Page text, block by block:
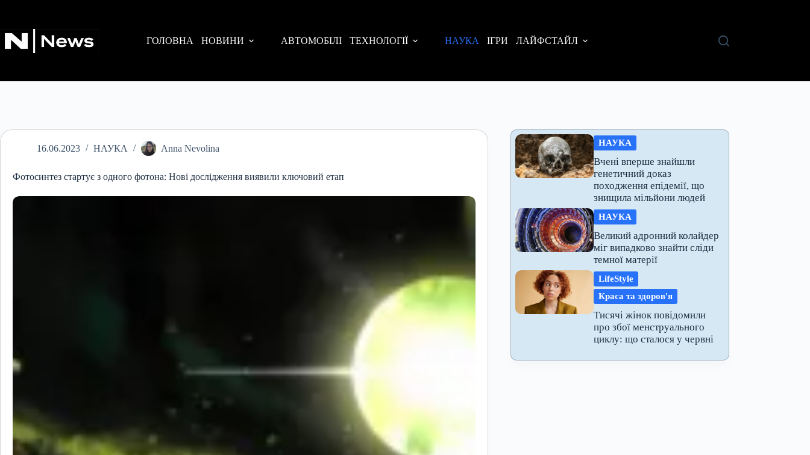
ГОЛОВНА
НОВИНИ АВТОМОБІЛІ ТЕХНОЛОГІЇ НАУКА ІГРИ ЛАЙФСТАЙЛ
16.06.2023 НАУКА Anna Nevolina
Фотосинтез стартує з одного фотона: Нові дослідження виявили ключовий етап
НАУКА
Вчені вперше знайшли
генетичний доказ
походження епідемії, що
знищила мільйони людей
НАУКА
Великий адронний колайдер
міг випадково знайти сліди
темної матерії
LifeStyle
Краса та здоров'я
Тисячі жінок повідомили
про збої менструального
циклу: що сталося у червні